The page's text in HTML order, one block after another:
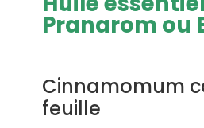
Pranarom ou
Cinnamomum
feuille